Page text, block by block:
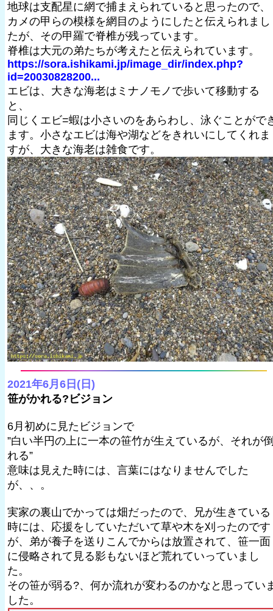
地球は支配星に網で捕まえられていると思ったので、
カメの甲らの模様を網目のようにしたと伝えられまし
たが、その甲羅で脊椎が残っています。
脊椎は大元の弟たちが考えたと伝えられています。
https://sora.ishikami.jp/image_dir/index.php?
id=20030828200...
エビは、大きな海老はミナノモノで歩いて移動する
と、
同じくエビ=蝦は小さいのをあらわし、泳ぐことがで
ます。小さなエビは海や湖などをきれいにしてくれま
すが、大きな海老は雑食です。
2021年6月6日(日)
笹がかれる?ビジョン
6月初めに見たビジョンで
”白い半円の上に一本の笹竹が生えているが、それが
れる”
意味は見えた時には、言葉にはなりませんでした
が、、。
実家の裏山でかっては畑だったので、兄が生きている
時には、応援をしていただいて草や木を刈ったのです
が、弟が養子を送りこんでからは放置されて、笹一面
に侵略されて見る影もないほど荒れていっていまし
た。
その笹が弱る?、何か流れが変わるのかなと思ってい
した。